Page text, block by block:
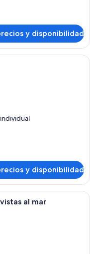
y disponibilidad
de hotel moderna
y disponibilidad
de hotel moderna
al mar